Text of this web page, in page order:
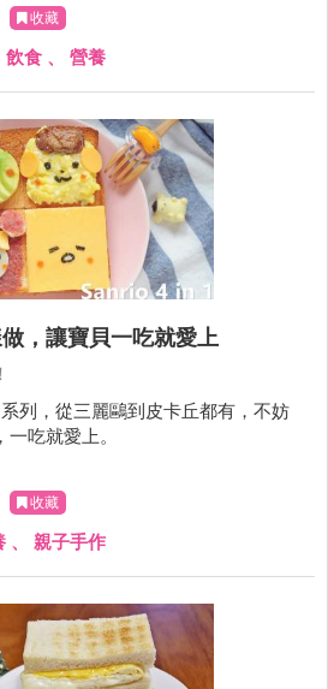
收藏
飲食 、 營養
，讓寶貝一吃就愛上
列，從三麗鷗到皮卡丘都有，不妨
吃就愛上。
收藏
、 親子手作